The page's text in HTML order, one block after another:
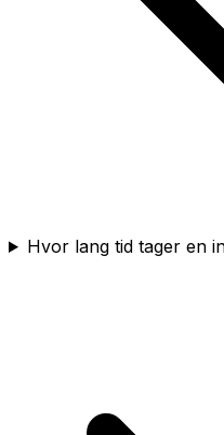
Hvor lang tid tager en